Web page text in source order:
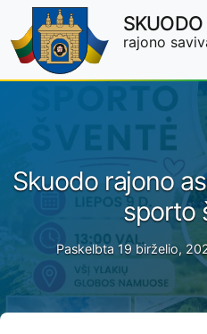
Skip to main content
SKUODO
rajono
Skuodo rajono
sporto
Paskelbta 19 birželio,